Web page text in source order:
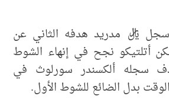
وفي الدقيقة 36 سجل ريال مدريد هدفه الثاني عن
أتلتيكو نجح في إنهاء الشوط
سجله ألكسندر سورلوث في
بدل الضائع للشوط الأول.